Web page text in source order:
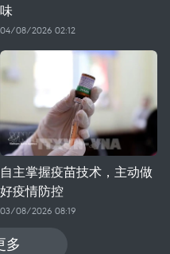
味
04/08/2026 02:12
自主掌握疫苗技术，主动做
好疫情防控
03/08/2026 08:19
多